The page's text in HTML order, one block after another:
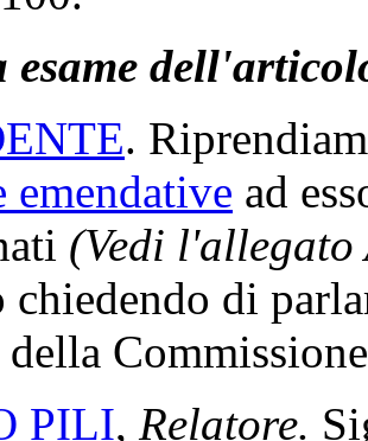
esame
.
emendative ad
(Vedi
chiedendo di
PILI, Relatore.